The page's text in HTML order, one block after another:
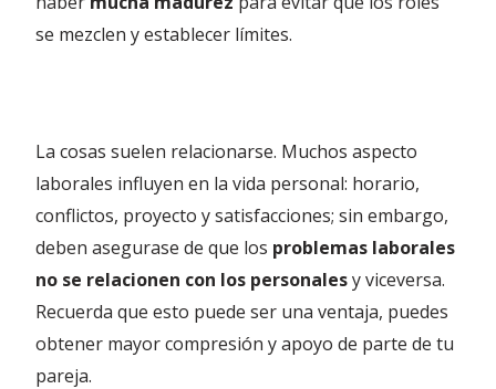
se mezclen y establecer límites.
La cosas suelen relacionarse. Muchos aspecto
laborales influyen en la vida personal: horario,
conflictos, proyecto y satisfacciones; sin embargo,
deben asegurase de que los problemas laborales
no se relacionen con los personalesy viceversa.
Recuerda que esto puede ser una ventaja, puedes
obtener mayor compresión y apoyo de parte de tu
pareja.